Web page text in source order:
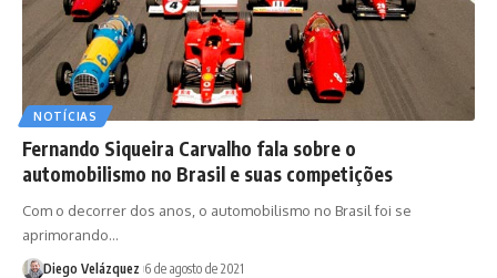
NOTÍCIAS
Fernando Siqueira Carvalho fala sobre o
automobilismo no Brasil e suas competições
Com o decorrer dos anos, o automobilismo no Brasil foi se
aprimorando…
Diego Velázquez 6 de agosto de 2021